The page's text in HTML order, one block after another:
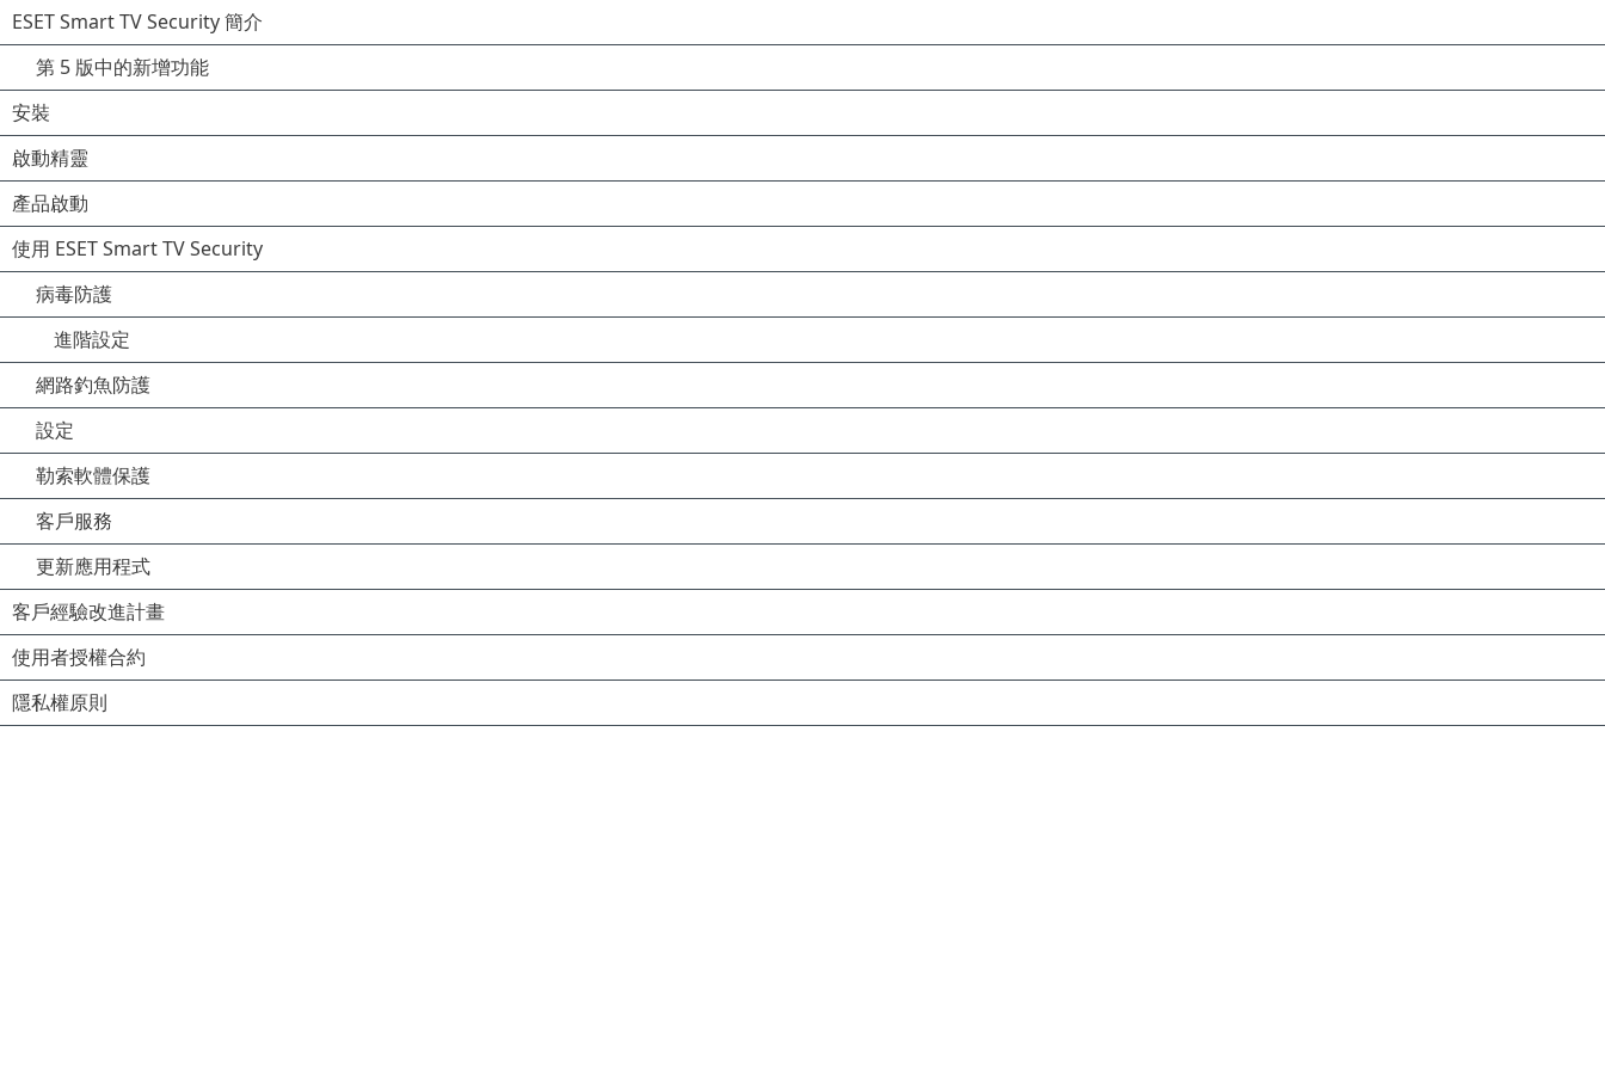
ESET Smart TV Security 簡介
第 5 版中的新增功能
安裝
啟動精靈
產品啟動
使用 ESET Smart TV Security
病毒防護
進階設定
網路釣魚防護
設定
勒索軟體保護
客戶服務
更新應用程式
客戶經驗改進計畫
使用者授權合約
隱私權原則